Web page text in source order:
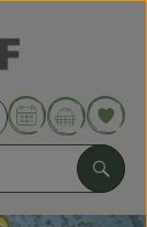
oder